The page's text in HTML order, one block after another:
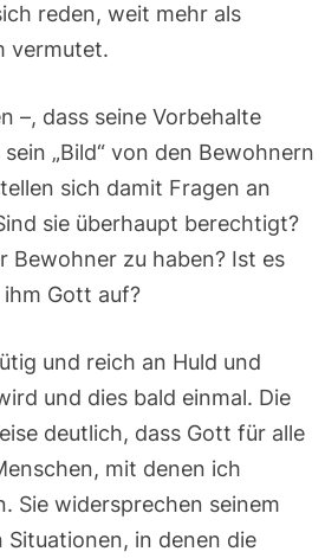
reden, weit mehr als
vermutet.
–, dass seine Vorbehalte
„Bild“ von den Bewohnern
sich damit Fragen an
sie überhaupt berechtigt?
Bewohner zu haben? Ist es
Gott auf?
und reich an Huld und
und dies bald einmal. Die
deutlich, dass Gott für alle
mit denen ich
Sie widersprechen seinem
Situationen, in denen die